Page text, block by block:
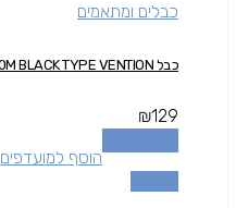
כבלים ומתאמים
כבל HDMI 10M BLACK TYPE VENTION
₪129
הוסף למועדפים